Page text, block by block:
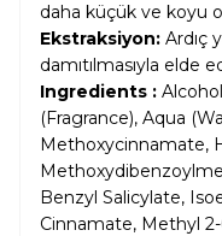
daha küçük ve koyu
Ekstraksiyon: Ardıç
damıtılmasıyla elde
Ingredients :
(Fragrance), Aqua
Methoxycinnamate,
Benzyl Salicylate,
Cinnamate, Methyl